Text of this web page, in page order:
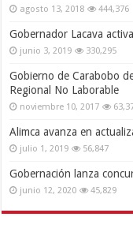
agosto 13, 2018 444,376
Gobernador Lacava
junio 3, 2019 330,295
Gobierno de Carabobo
Regional No Laborable
noviembre 10, 2017
Alimca avanza en
julio 1, 2019 56,847
Gobernación lanza
junio 12, 2020 45,829